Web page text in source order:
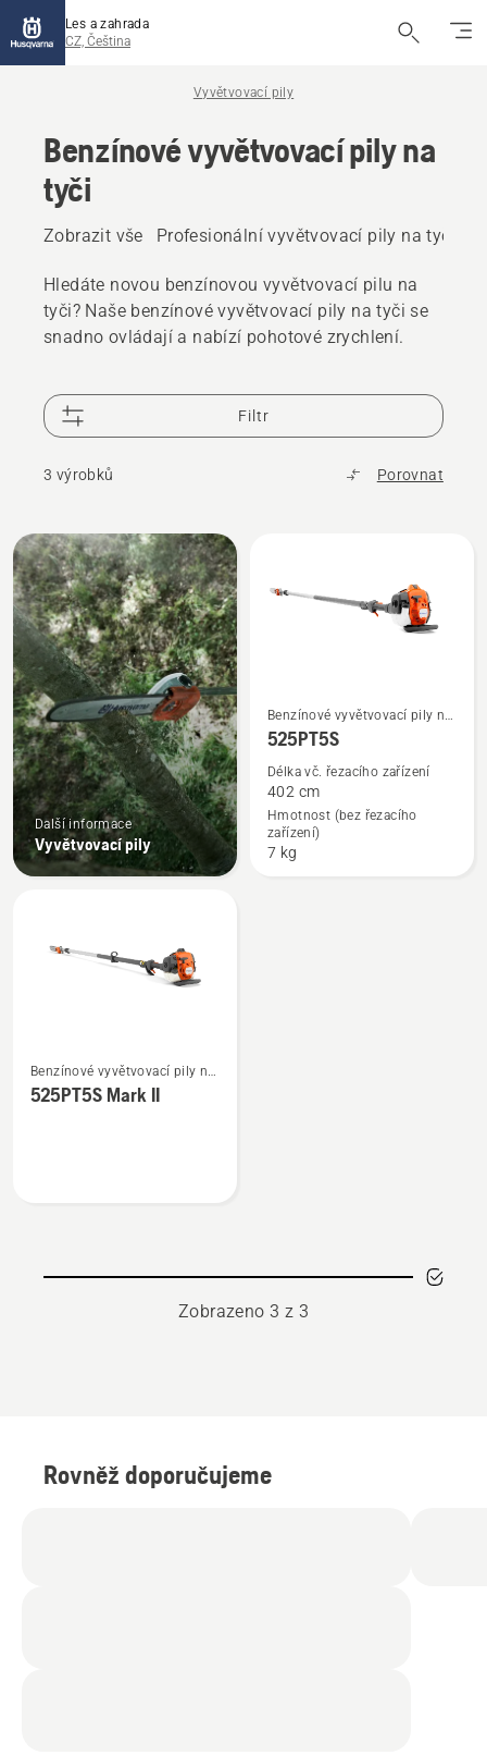
Les a zahrada
CZ, Čeština
Vyvětvovací pily
Benzínové vyvětvovací pily na
tyči
Zobrazit vše Profesionální vyvětvovací pily na tyči
Hledáte novou benzínovou vyvětvovací pilu na
tyči? Naše benzínové vyvětvovací pily na tyči se
snadno ovládají a nabízí pohotové zrychlení.
Filtr
3 výrobků Porovnat
Všechny
výrobky
Další informace
Vyvětvovací pily
Zobrazit
více
informací
525PT5S
Benzínové vyvětvovací pily na
tyči
525PT5S
Délka vč. řezacího zařízení
402 cm
Hmotnost (bez řezacího
zařízení)
7 kg
více
Benzínové vyvětvovací pily na
tyči
525PT5S Mark II
Zobrazeno 3 z 3
Rovněž doporučujeme